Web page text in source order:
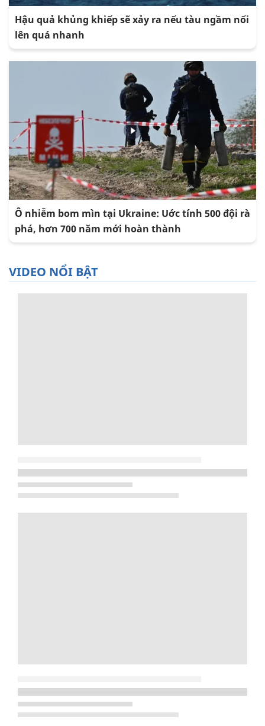
Hậu quả khủng khiếp sẽ xảy ra nếu tàu ngầm nổi
lên quá nhanh
Ô nhiễm bom mìn tại Ukraine: Uớc tính 500 đội rà
phá, hơn 700 năm mới hoàn thành
VIDEO NỔI BẬT